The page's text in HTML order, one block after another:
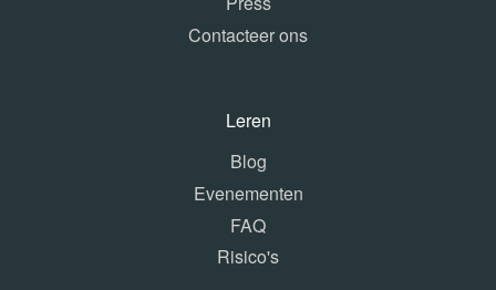
Contacteer ons
Leren
Blog
Evenementen
FAQ
Risico's